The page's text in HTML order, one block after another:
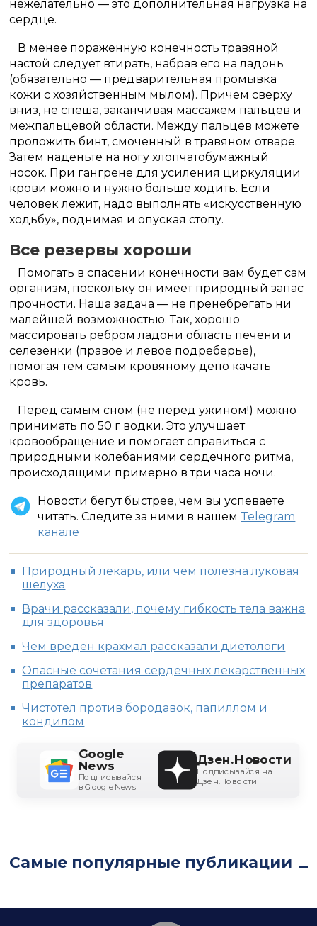
нежелательно — это дополнительная нагрузка на
сердце.
В менее пораженную конечность травяной
настой следует втирать, набрав его на ладонь
(обязательно — предварительная промывка
кожи с хозяйственным мылом). Причем сверху
вниз, не спеша, заканчивая массажем пальцев и
межпальцевой области. Между пальцев можете
проложить бинт, смоченный в травяном отваре.
Затем наденьте на ногу хлопчатобумажный
носок. При гангрене для усиления циркуляции
крови можно и нужно больше ходить. Если
человек лежит, надо выполнять «искусственную
ходьбу», поднимая и опуская стопу.
Все резервы хороши
Помогать в спасении конечности вам будет сам
организм, поскольку он имеет природный запас
прочности. Наша задача — не пренебрегать ни
малейшей возможностью. Так, хорошо
массировать ребром ладони область печени и
селезенки (правое и левое подреберье),
помогая тем самым кровяному депо качать
кровь.
Перед самым сном (не перед ужином!) можно
принимать по 50 г водки. Это улучшает
кровообращение и помогает справиться с
природными колебаниями сердечного ритма,
происходящими примерно в три часа ночи.
Новости бегут быстрее, чем вы успеваете
читать. Следите за ними в нашем Telegram
канале
Природный лекарь, или чем полезна луковая
шелуха
Врачи рассказали, почему гибкость тела важна
для здоровья
Чем вреден крахмал рассказали диетологи
Опасные сочетания сердечных лекарственных
препаратов
Чистотел против бородавок, папиллом и
кондилом
Google
News
Подписывайся
в Google News
Дзен.Новости
Подписывайся на
Дзен.Новости
Самые популярные публикации